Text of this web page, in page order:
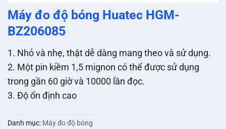
Máy đo độ bóng Huatec HGM-
BZ206085
1. Nhỏ và nhẹ, thật dễ dàng mang theo và sử dụng.
2. Một pin kiềm 1,5 mignon có thể được sử dụng
trong gần 60 giờ và 10000 lần đọc.
3. Độ ổn định cao
Danh mục: Máy đo độ bóng